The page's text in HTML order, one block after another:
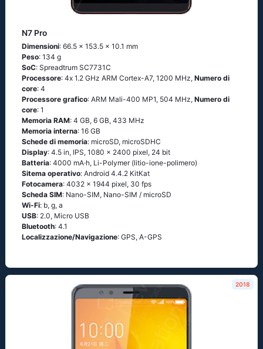
N7 Pro
Dimensioni: 66.5 x 153.5 x 10.1 mm
Peso: 134 g
SoC: Sрrеаdtrum SС7731С
Processore: 4х 1.2 GНz АRМ Соrtех-А7, 1200 MHz, Numero di
core: 4
Processore grafico: ARM Mali-400 MP1, 504 MHz, Numero di
core: 1
Memoria RAM: 4 GB, 6 GB, 433 MHz
Memoria interna: 16 GB
Schede di memoria: microSD, microSDHC
Display: 4.5 in, IPS, 1080 x 2400 pixel, 24 bit
Batteria: 4000 mA·h, Li-Polymer (litio-ione-polimero)
Sitema operativo: Аndrоid 4.4.2 ΚitΚаt
Fotocamera: 4032 x 1944 pixel, 30 fps
Scheda SIM: Nano-SIM, Nano-SIM / microSD
Wi-Fi: b, g, а
USB: 2.0, Micro USB
Bluetooth: 4.1
Localizzazione/Navigazione: GРS, А-GРS
2018